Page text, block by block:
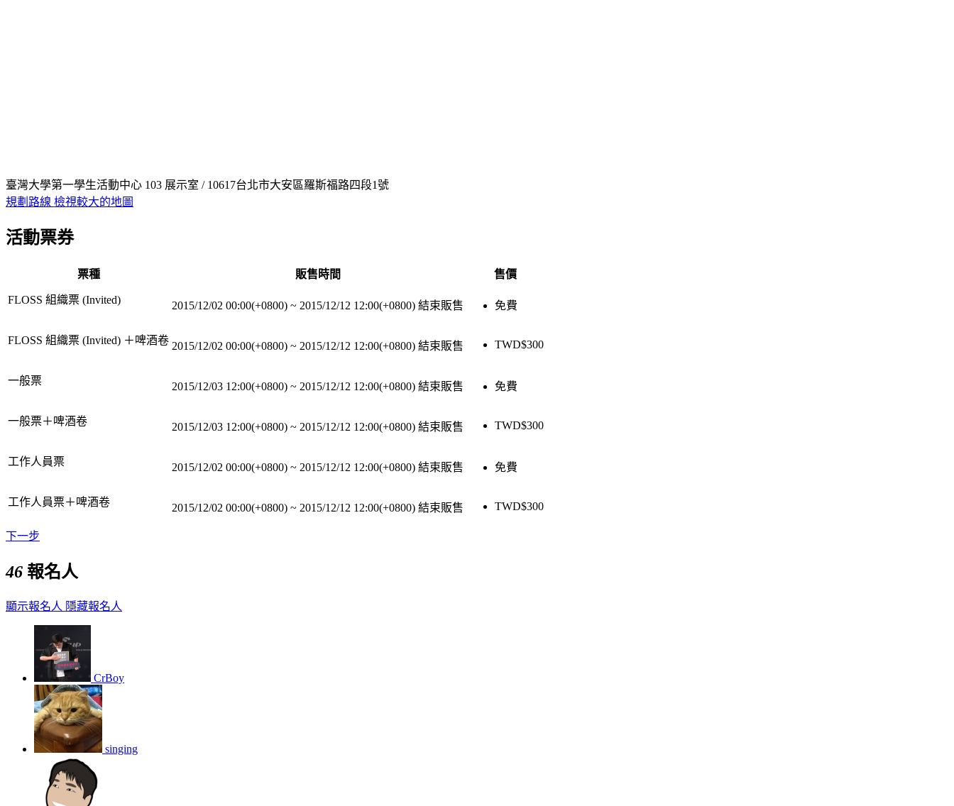
臺灣大學第一學生活動中心 103 展示室 / 10617台北市大安區羅斯福路四段1號
規劃路線 檢視較大的地圖
活動票券
票種 販售時間 售價
FLOSS 組織票 (Invited) 2015/12/02 00:00(+0800) ~ 2015/12/12 12:00(+0800) 結束販售 免費
FLOSS 組織票 (Invited) ＋啤酒卷 2015/12/02 00:00(+0800) ~ 2015/12/12 12:00(+0800) 結束販售 TWD$300
一般票 2015/12/03 12:00(+0800) ~ 2015/12/12 12:00(+0800) 結束販售 免費
一般票＋啤酒卷 2015/12/03 12:00(+0800) ~ 2015/12/12 12:00(+0800) 結束販售 TWD$300
工作人員票 2015/12/02 00:00(+0800) ~ 2015/12/12 12:00(+0800) 結束販售 免費
工作人員票＋啤酒卷 2015/12/02 00:00(+0800) ~ 2015/12/12 12:00(+0800) 結束販售 TWD$300
下一步
46 報名人
顯示報名人 隱藏報名人
CrBoy
singing